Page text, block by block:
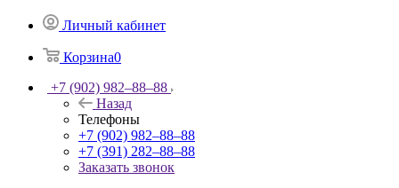
Личный кабинет
Корзина0
+7 (902) 982‒88‒88
Назад
Телефоны
+7 (902) 982‒88‒88
+7 (391) 282‒88‒88
Заказать звонок